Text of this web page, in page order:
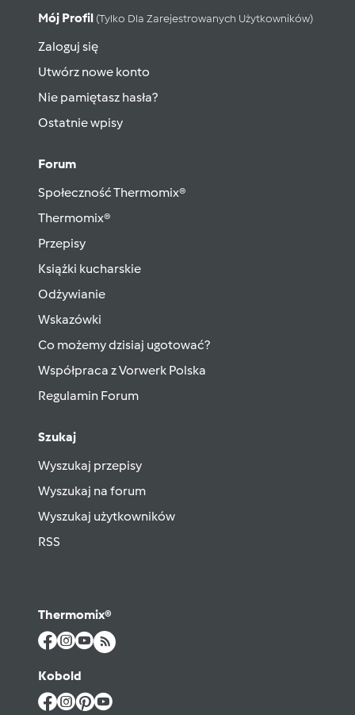
Mój Profil (tylko Dla Zarejestrowanych Użytkowników)
Zaloguj się
Utwórz nowe konto
Nie pamiętasz hasła?
Ostatnie wpisy
Forum
Społeczność Thermomix®
Thermomix®
Przepisy
Książki kucharskie
Odżywianie
Wskazówki
Co możemy dzisiaj ugotować?
Współpraca z Vorwerk Polska
Regulamin Forum
Szukaj
Wyszukaj przepisy
Wyszukaj na forum
Wyszukaj użytkowników
RSS
Thermomix®
Kobold